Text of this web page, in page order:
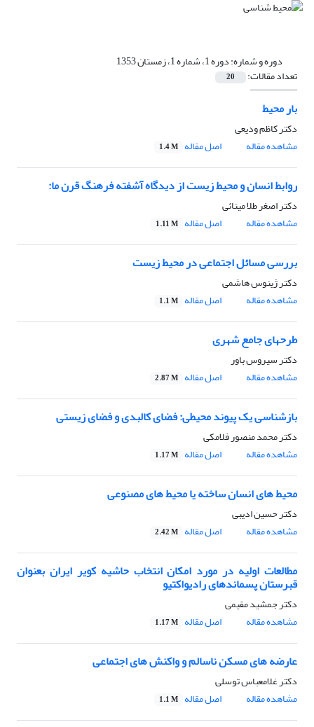
دوره و شماره:دوره 1، شماره 1، زمستان 1353
تعداد مقالات: 20
بار محیط
دکتر کاظم ودیعی
مشاهده مقاله
اصل مقاله 1.4 M
روابط انسان و محیط زیست از دیدگاه آشفته فرهنگ قرن ما:
دکتر اصغر طلا مینائی
مشاهده مقاله
اصل مقاله 1.11 M
بررسی مسائل اجتماعی در محیط زیست
دکتر ژینوس هاشمی
مشاهده مقاله
اصل مقاله 1.1 M
طرحهای جامع شهری
دکتر سیروس باور
مشاهده مقاله
اصل مقاله 2.87 M
بازشناسی یک پیوند محیطی: فضای کالبدی و فضای زیستی
دکتر محمد منصور فلامکی
مشاهده مقاله
اصل مقاله 1.17 M
محیط های انسان ساخته یا محیط های مصنوعی
دکتر حسین ادیبی
مشاهده مقاله
اصل مقاله 2.42 M
مطالعات اولیه در مورد امکان انتخاب حاشیه کویر ایران بعنوان
قبرستان پسماندهای رادیواکتیو
دکتر جمشید مقیمی
مشاهده مقاله
اصل مقاله 1.17 M
عارضه های مسکن ناسالم و واکنش های اجتماعی
دکتر غلامعباس توسلی
مشاهده مقاله
اصل مقاله 1.1 M